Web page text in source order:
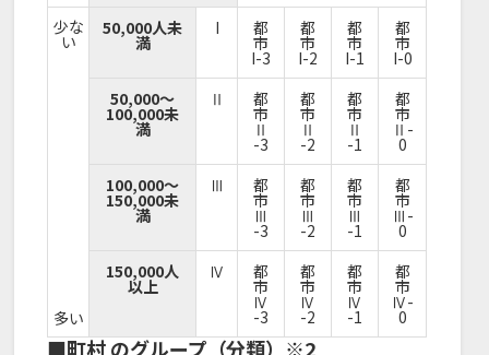
少な
い
多い
50,000人未
満
I 都
市
I-3
都
市
I-2
都
市
I-1
都
市
I-0
50,000～
100,000未
満
Ⅱ 都
市
Ⅱ
-3
都
市
Ⅱ
-2
都
市
Ⅱ
-1
都
市
Ⅱ-
0
100,000～
150,000未
満
Ⅲ 都
市
Ⅲ
-3
都
市
Ⅲ
-2
都
市
Ⅲ
-1
都
市
Ⅲ-
0
150,000人
以上
Ⅳ 都
市
Ⅳ
-3
都
市
Ⅳ
-2
都
市
Ⅳ
-1
都
市
Ⅳ-
0
■町村 のグループ（分類）※2